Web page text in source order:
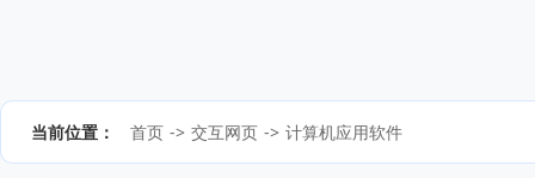
当前位置： 首页 -> 交互网页 -> 计算机应用软件